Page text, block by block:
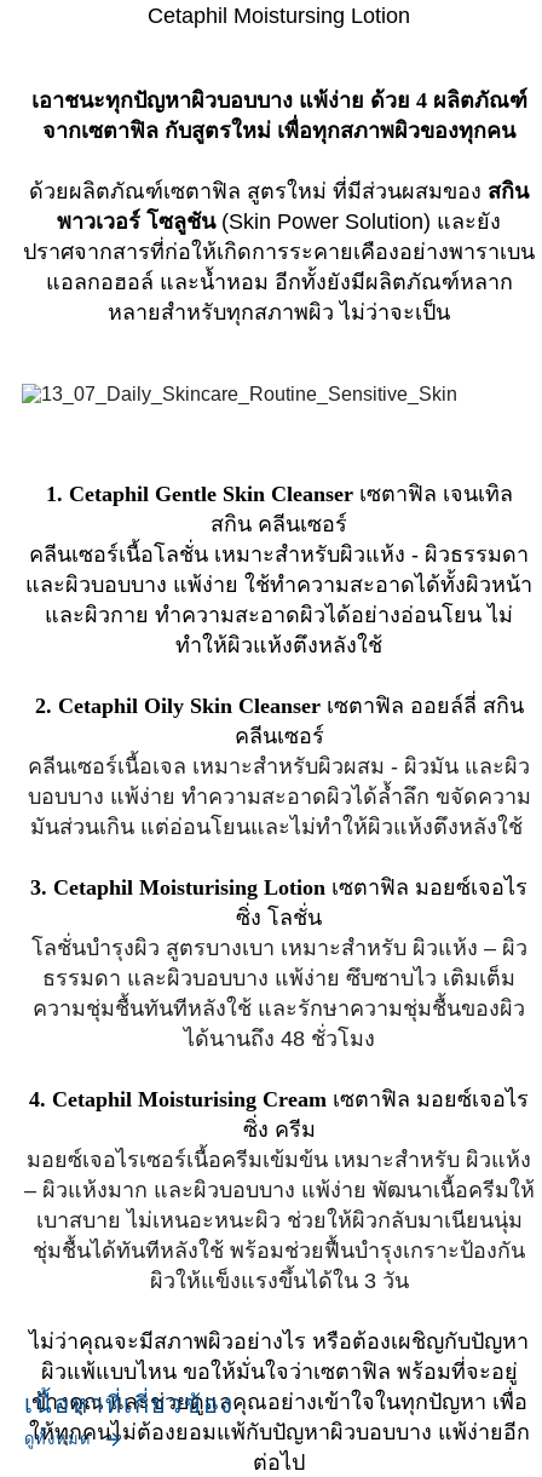
Cetaphil Moistursing Lotion
เอาชนะทุกปัญหาผิวบอบบาง แพ้ง่าย ด้วย 4 ผลิตภัณฑ์
จากเซตาฟิล กับสูตรใหม่ เพื่อทุกสภาพผิวของทุกคน
ด้วยผลิตภัณฑ์เซตาฟิล สูตรใหม่ ที่มีส่วนผสมของ สกิน
พาวเวอร์ โซลูชัน(Skin Power Solution) และยัง
ปราศจากสารที่ก่อให้เกิดการระคายเคืองอย่างพาราเบน
แอลกอฮอล์ และน้ำหอม อีกทั้งยังมีผลิตภัณฑ์หลาก
หลายสำหรับทุกสภาพผิว ไม่ว่าจะเป็น
1. Cetaphil Gentle Skin Cleanser เซตาฟิล เจนเทิล
สกิน คลีนเซอร์
คลีนเซอร์เนื้อโลชั่น เหมาะสำหรับผิวแห้ง - ผิวธรรมดา
และผิวบอบบาง แพ้ง่าย ใช้ทำความสะอาดได้ทั้งผิวหน้า
และผิวกาย ทำความสะอาดผิวได้อย่างอ่อนโยน ไม่
ทำให้ผิวแห้งตึงหลังใช้
2. Cetaphil Oily Skin Cleanser เซตาฟิล ออยล์ลี่ สกิน
คลีนเซอร์
คลีนเซอร์เนื้อเจล เหมาะสำหรับผิวผสม - ผิวมัน และผิว
บอบบาง แพ้ง่าย ทำความสะอาดผิวได้ล้ำลึก ขจัดความ
มันส่วนเกิน แต่อ่อนโยนและไม่ทำให้ผิวแห้งตึงหลังใช้
3. Cetaphil Moisturising Lotion เซตาฟิล มอยซ์เจอไร
ซิ่ง โลชั่น
โลชั่นบำรุงผิว สูตรบางเบา เหมาะสำหรับ ผิวแห้ง – ผิว
ธรรมดา และผิวบอบบาง แพ้ง่าย ซึบซาบไว เติมเต็ม
ความชุ่มชื้นทันทีหลังใช้ และรักษาความชุ่มชื้นของผิว
ได้นานถึง 48 ชั่วโมง
4. Cetaphil Moisturising Cream เซตาฟิล มอยซ์เจอไร
ซิ่ง ครีม
มอยซ์เจอไรเซอร์เนื้อครีมเข้มข้น เหมาะสำหรับ ผิวแห้ง
– ผิวแห้งมาก และผิวบอบบาง แพ้ง่าย พัฒนาเนื้อครีมให้
เบาสบาย ไม่เหนอะหนะผิว ช่วยให้ผิวกลับมาเนียนนุ่ม
ชุ่มชื้นได้ทันทีหลังใช้ พร้อมช่วยฟื้นบำรุงเกราะป้องกัน
ผิวให้แข็งแรงขึ้นได้ใน 3 วัน
ไม่ว่าคุณจะมีสภาพผิวอย่างไร หรือต้องเผชิญกับปัญหา
ผิวแพ้แบบไหน ขอให้มั่นใจว่าเซตาฟิล พร้อมที่จะอยู่
ข้างคุณ และช่วยดูแลคุณอย่างเข้าใจในทุกปัญหา เพื่อ
ให้ทุกคนไม่ต้องยอมแพ้กับปัญหาผิวบอบบาง แพ้ง่ายอีก
ต่อไป
เนื้อหาที่เกี่ยวข้อง
ดูทั้งหมด